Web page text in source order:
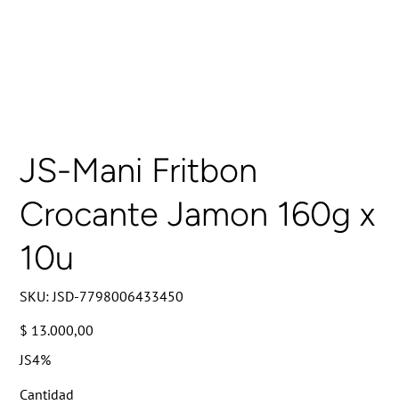
JS-Mani Fritbon
Crocante Jamon 160g x
10u
SKU: SKU
JSD-
JSD-7798006433450
Precio
$ 13.000,00
JS4%
Cantidad